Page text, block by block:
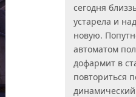
сегодня
устарела и
новую.
автоматом
дофармит в
повториться